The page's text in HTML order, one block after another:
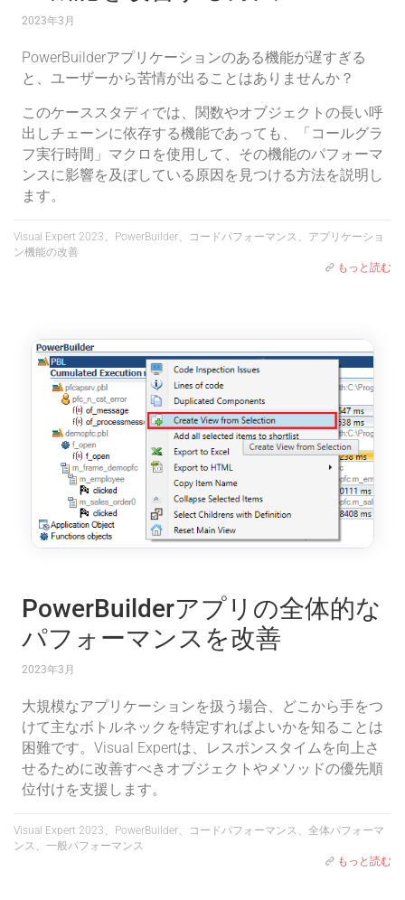
2023年3月
PowerBuilderアプリケーションのある機能が遅すぎる
と、ユーザーから苦情が出ることはありませんか？
このケーススタディでは、関数やオブジェクトの長い呼
出しチェーンに依存する機能であっても、「コールグラ
フ実行時間」マクロを使用して、その機能のパフォーマ
ンスに影響を及ぼしている原因を見つける方法を説明し
ます。
Visual Expert 2023、PowerBuilder、コードパフォーマンス、アプリケーショ
ン機能の改善
もっと読む
PowerBuilderアプリの全体的な
パフォーマンスを改善
2023年3月
大規模なアプリケーションを扱う場合、どこから手をつ
けて主なボトルネックを特定すればよいかを知ることは
困難です。Visual Expertは、レスポンスタイムを向上さ
せるために改善すべきオブジェクトやメソッドの優先順
位付けを支援します。
Visual Expert 2023、PowerBuilder、コードパフォーマンス、全体パフォーマ
ンス、一般パフォーマンス
もっと読む